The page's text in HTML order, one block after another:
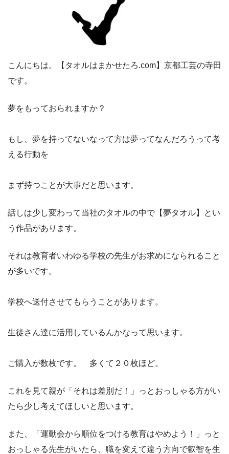
こんにちは。【タオルはまかせたろ.com】京都工芸の寺田
です。
夢をもっておられますか？
もし、夢を持ってないなって方は夢ってなんだろうって考
える行動を
まず持つことが大事だと思います。
話しは少し変わって当社のタオルの中で【夢タオル】とい
う作品があります。
それは教育者いわゆる学校の先生がお求めになられること
が多いです。
学校へ送付させてもらうことがあります。
生徒さん達に活用しているんかなって思います。
ご購入が数枚です。 多くて２０枚ほど。
これを見て親が「それは差別だ！」っとおっしゃる方がい
たら少し考えてほしいと思います。
また、「運動会から順位をつける教育はやめよう！」っと
おっしゃる先生がいたら、職を変えて違う方向で叡智を生